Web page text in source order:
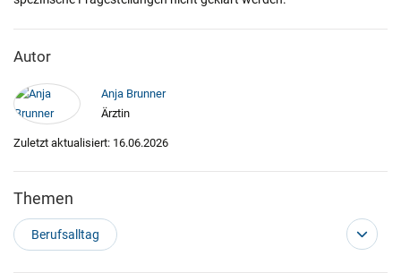
Autor
Anja Brunner
Ärztin
Zuletzt aktualisiert: 16.06.2026
Themen
Berufsalltag